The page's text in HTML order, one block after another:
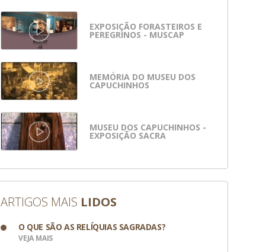
EXPOSIÇÃO FORASTEIROS E
PEREGRINOS - MUSCAP
MEMÓRIA DO MUSEU DOS
CAPUCHINHOS
MUSEU DOS CAPUCHINHOS -
EXPOSIÇÃO SACRA
ARTIGOS MAIS LIDOS
O QUE SÃO AS RELÍQUIAS SAGRADAS?
VEJA MAIS